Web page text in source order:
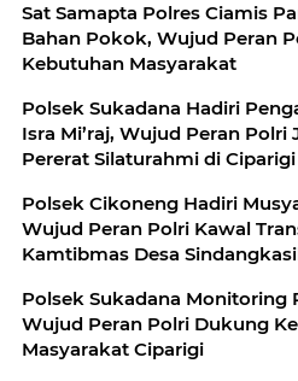
Sat Samapta Polres Ciamis
Bahan Pokok, Wujud Peran
Kebutuhan Masyarakat
Polsek Sukadana Hadiri
Isra Mi’raj, Wujud Peran
Pererat Silaturahmi di Ciparigi
Polsek Cikoneng Hadiri
Wujud Peran Polri Kawal
Kamtibmas Desa
Polsek Sukadana Monitoring
Wujud Peran Polri Dukung
Masyarakat Ciparigi